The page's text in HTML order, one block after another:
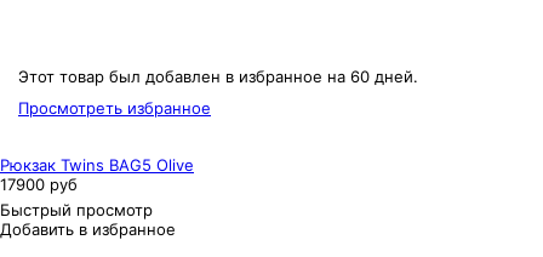
Этот товар был добавлен в избранное на 60 дней.
Просмотреть избранное
Рюкзак Twins BAG5 Olive
17900 руб
Быстрый просмотр
Добавить в избранное